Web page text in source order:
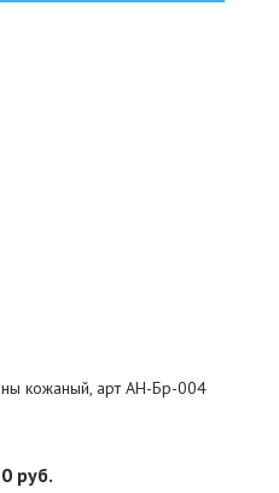
кожаный, арт АН-Бр-004
руб.